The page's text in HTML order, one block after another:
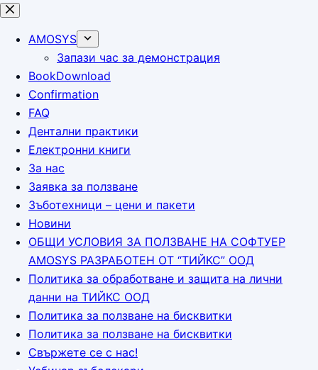
Skip
contentAMOSYS
Запази час за демонстрация
BookDownload
Confirmation
FAQ
Дентални практики
Електронни книги
За нас
Заявка за ползване
Зъботехници – цени и пакети
Новини
ОБЩИ УСЛОВИЯ ЗА ПОЛЗВАНЕ НА СОФТУЕР
AMOSYS РАЗРАБОТЕН ОТ “ТИЙКС” ООД
Политика за обработване и защита на лични
данни на ТИЙКС ООД
Политика за ползване на бисквитки
Политика за ползване на бисквитки
Свържете се с нас!